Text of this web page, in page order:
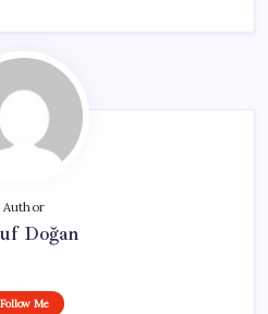
Author
Doğan
Follow Me